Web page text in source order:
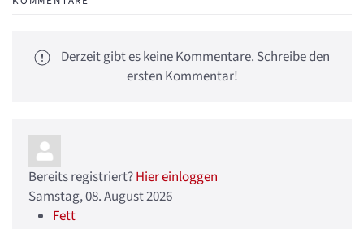
Derzeit gibt es keine Kommentare. Schreibe den
ersten Kommentar!
Bereits registriert?Hier einloggen
Samstag, 08. August 2026
Fett